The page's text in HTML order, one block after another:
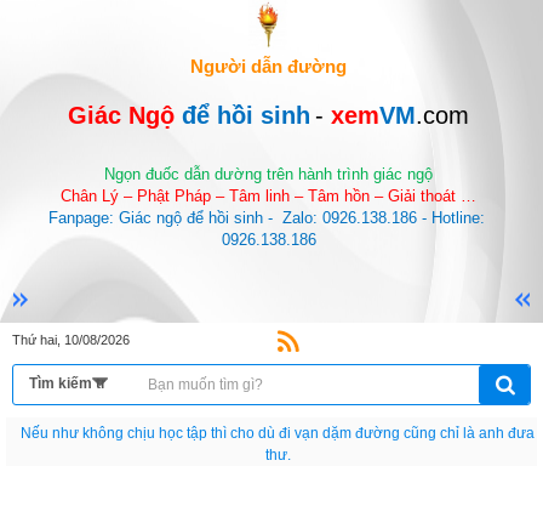
Người dẫn đường
Giác Ngộ để hồi sinh - xemVM.com
Ngọn đuốc dẫn dường trên hành trình giác ngộ
Chân Lý – Phật Pháp – Tâm linh – Tâm hồn – Giải thoát …
Fanpage: Giác ngộ để hồi sinh -  Zalo: 0926.138.186 - Hotline:
0926.138.186
Thứ hai, 10/08/2026
Nếu như không chịu học tập thì cho dù đi vạn dặm đường cũng chỉ là anh đưa
thư.